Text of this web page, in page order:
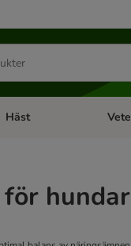
Open category menu: Fågel
Häst Open
hundar